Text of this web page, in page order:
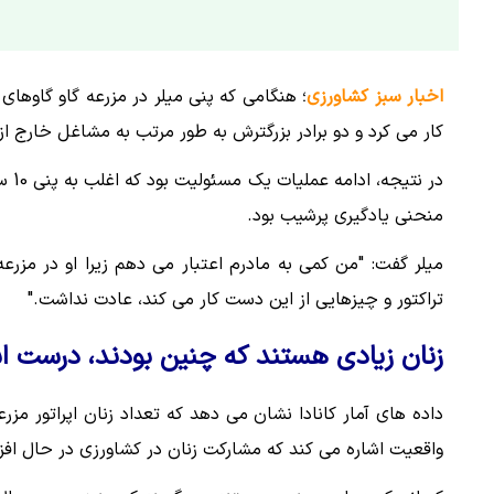
اخبار سبز کشاورزی؛ هنگامی که پنی میلر در مزرعه گاو
کار می کرد و دو برادر بزرگترش به طور مرتب به مشاغل خارج
منحنی یادگیری پرشیب بود.
میلر گفت: "من کمی به مادرم اعتبار می دهم زیرا او در
تراکتور و چیزهایی از این دست کار می کند، عادت نداشت."
زنان زیادی هستند که چنین بودند،
واقعیت اشاره می کند که مشارکت زنان در کشاورزی در حال